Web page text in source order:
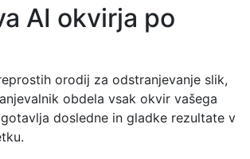
AI okvirja po
orodij za odstranjevanje slik,
obdela vsak okvir vašega
dosledne in gladke rezultate v